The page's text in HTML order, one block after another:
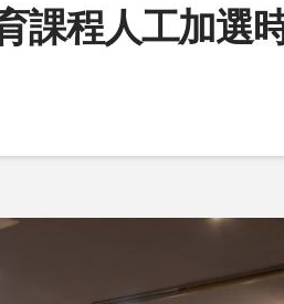
課程人工加選